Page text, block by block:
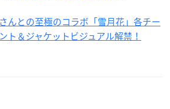
んとの至極のコラボ「雪月花」各チー
ト＆ジャケットビジュアル解禁！